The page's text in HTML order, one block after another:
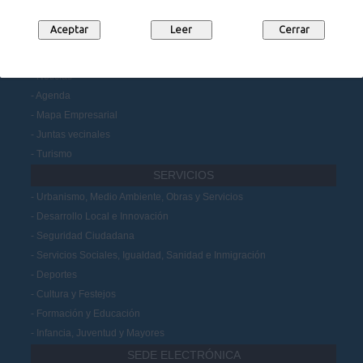
Participación Ciudadana
Noticias
Agenda
Mapa Empresarial
Juntas vecinales
Turismo
SERVICIOS
Urbanismo, Medio Ambiente, Obras y Servicios
Desarrollo Local e Innovación
Seguridad Ciudadana
Servicios Sociales, Igualdad, Sanidad e Inmigración
Deportes
Cultura y Festejos
Formación y Educación
Infancia, Juventud y Mayores
SEDE ELECTRÓNICA